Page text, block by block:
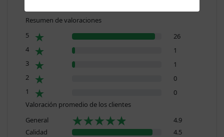
Resumen de valoraciones
5
26
4
1
3
1
2
0
1
0
Valoración promedio de los clientes
General
4.9
Calidad
4.5